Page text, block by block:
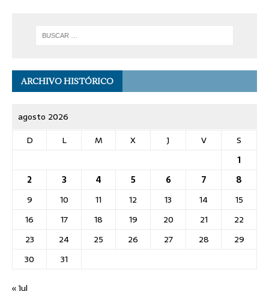
ARCHIVO HISTÓRICO
agosto 2026
D
L M X J V
S
1
2
3 4 5 6 7
8
9
10 11 12 13 14
15
16
17 18 19 20 21
22
23
24 25 26 27 28
29
30
31
« Jul